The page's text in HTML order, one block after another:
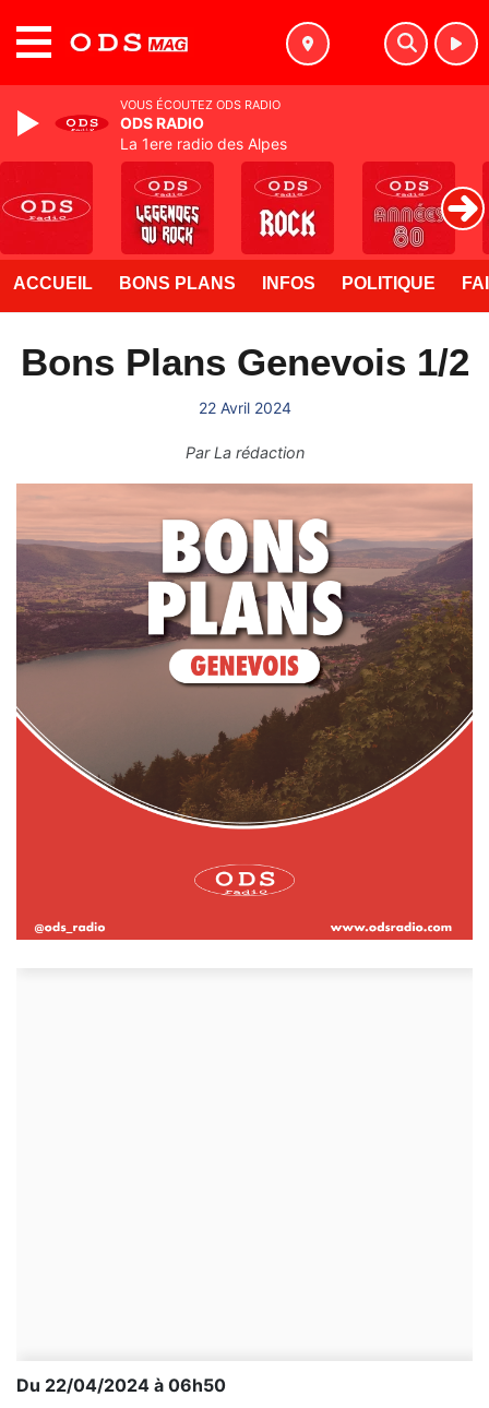
ACCUEIL BONS PLANS INFOS POLITIQUE
Bons Plans Genevois 1/2
22 Avril 2024
ParLa rédaction
Du 22/04/2024 à 06h50
VOUS ÉCOUTEZ ODS RADIO
ODS RADIO
La 1ere radio des Alpes